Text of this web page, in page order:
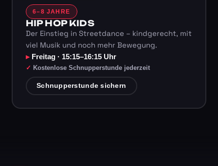
6–8 JAHRE
HIP HOP KIDS
Der Einstieg in Streetdance – kindgerecht, mit
viel Musik und noch mehr Bewegung.
Freitag · 15:15–16:15 Uhr
Kostenlose Schnupperstunde jederzeit
Schnupperstunde sichern